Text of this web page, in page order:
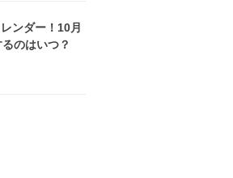
ンダー！10月
のはいつ？